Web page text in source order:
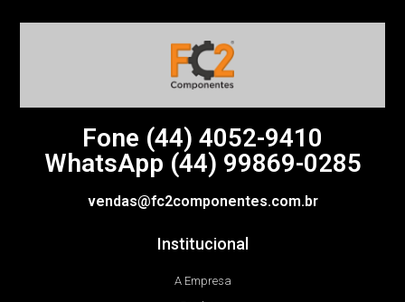
Fone (44) 4052-9410
WhatsApp (44) 99869-0285
vendas@fc2componentes.com.br
Institucional
A Empresa